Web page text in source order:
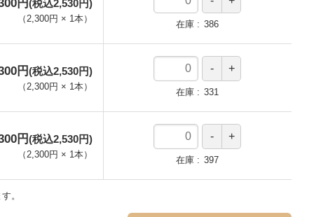
円(税込2,530円)
（2,300円 × 1本）
在庫 386
円(税込2,530円)
（2,300円 × 1本）
在庫 331
円(税込2,530円)
（2,300円 × 1本）
在庫 397
。